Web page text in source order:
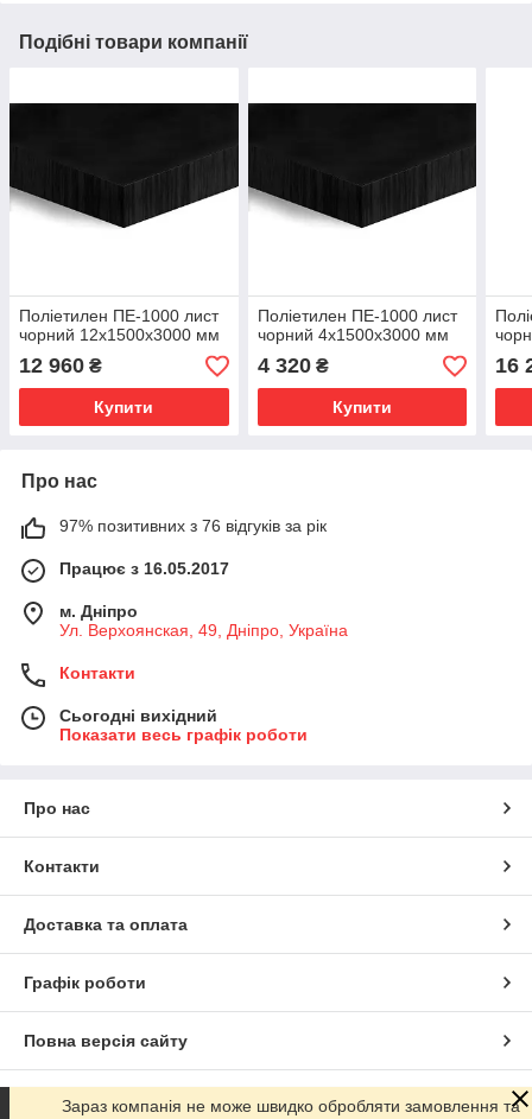
Подібні товари компанії
Поліетилен ПЕ-1000 лист
чорний 12х1500х3000 мм
12 960 ₴
Купити
Поліетилен ПЕ-1000 лист
чорний 4х1500х3000 мм
4 320₴
Купити
16
Про нас
97% позитивних з 76 відгуків за рік
Працює з 16.05.2017
м. Дніпро
Ул. Верхоянская, 49, Дніпро, Україна
Контакти
Сьогодні вихідний
Показати весь графік роботи
Про нас
Контакти
Доставка та оплата
Графік роботи
Повна версія сайту
Сайт створено на маркетплейсіProm.ua
Зараз компанія не може швидко обробляти замовлення та